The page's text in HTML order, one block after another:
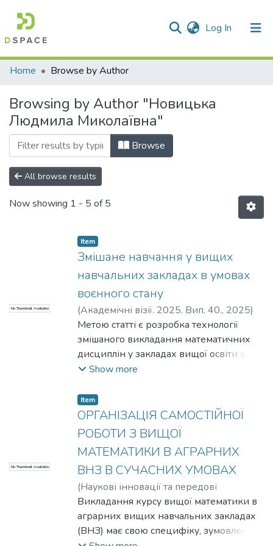
Log In (current)
Communities & Collections
Home Browse by Author
Browsing by Author "Новицька
Людмила Миколаївна"
Browse
All browse results
Now showing 1 - 5 of 5
No Thumbnail Available
Item
Змішане навчання у вищих
навчальних закладах в умовах
воєнного стану
(Академічні візії. 2025. Вип. 40., 2025)
Новицька Людмила Миколаївна
Метою статті є розробка технології
змішаного викладання математичних
дисциплін у закладах вищої освіти в
умовах війни та експериментальна
методи дослідження. Проведено
систематичний аналіз літератури;
вивчення понятійного апарату;
моделювання; узагальнення
педагогічного досвіду. Педагогічний
експеримент проводився на базі
Вінницького національного аграрного
університету. Були використані наступні
методи дослідження: спостереження,
співбесіди, анкетування, тестування,
Show more
No Thumbnail Available
Item
ОРГАНІЗАЦІЯ САМОСТІЙНОЇ
РОБОТИ З ВИЩОЇ
МАТЕМАТИКИ В АГРАРНИХ
ВНЗ В СУЧАСНИХ УМОВАХ
(Наукові інновації та передові
технології. 2025. № 5 (45). С. 1323-
1336.,2025)Новицька Людмила
Миколаївна
Викладання курсу вищої математики в
аграрних вищих навчальних закладах
(ВНЗ) має свою специфіку, зумовлену